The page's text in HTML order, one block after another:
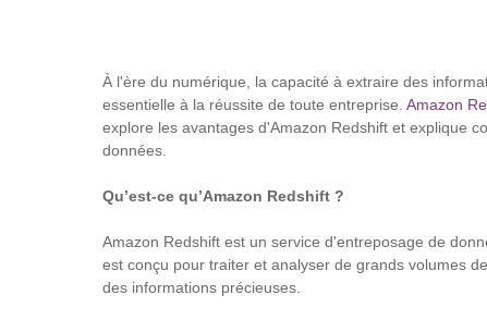
À l'ère du numérique, la capacité à extraire des
essentielle à la réussite de toute entreprise. Amazon
explore les avantages d'Amazon Redshift et explique
données.
Qu’est-ce qu’Amazon Redshift ?
Amazon Redshift est un service d'entreposage de
est conçu pour traiter et analyser de grands volumes
des informations précieuses.